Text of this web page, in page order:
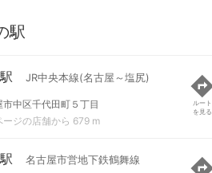
駅
JR中央本線(名古屋～塩尻)
市中区千代田町５丁目
ージの店舗から 679 m
ルート
を見る
名古屋市営地下鉄鶴舞線